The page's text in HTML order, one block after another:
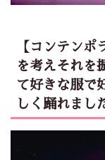
【コンテン
を考えそれを
て好きな服で
しく踊れまし